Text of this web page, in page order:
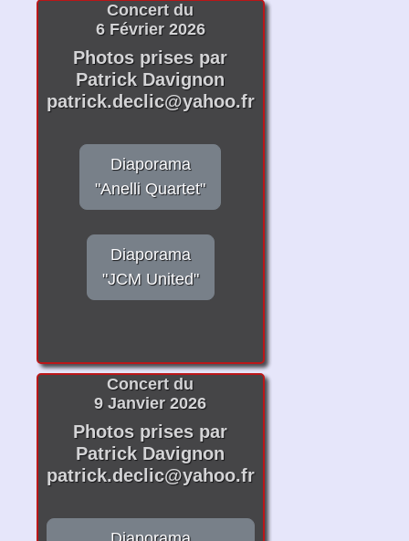
Concert du
6 Février 2026
Photos prises par
Patrick Davignon
patrick.declic@yahoo.fr
Diaporama
"Anelli Quartet"
Diaporama
"JCM United"
Concert du
9 Janvier 2026
Photos prises par
Patrick Davignon
patrick.declic@yahoo.fr